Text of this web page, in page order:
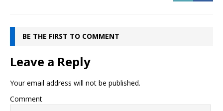
BE THE FIRST TO COMMENT
Leave a Reply
Your email address will not be published.
Comment